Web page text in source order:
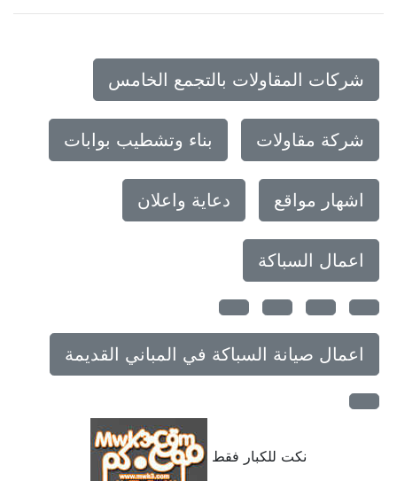
شركات المقاولات بالتجمع الخامس
شركة مقاولات بناء وتشطيب بوابات
اشهار مواقع دعاية واعلان
اعمال السباكة
اعمال صيانة السباكة في المباني القديمة
نكت للكبار فقط